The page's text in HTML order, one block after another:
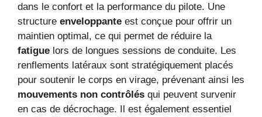
dans le confort et la performance du pilote. Une
structure enveloppante est conçue pour offrir un
maintien optimal, ce qui permet de réduire la
fatigue lors de longues sessions de conduite. Les
renflements latéraux sont stratégiquement placés
pour soutenir le corps en virage, prévenant ainsi les
mouvements non contrôlés qui peuvent survenir
en cas de décrochage. Il est également essentiel